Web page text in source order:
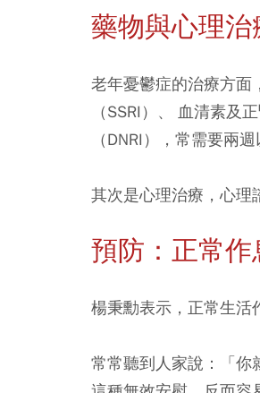
藥物與心理
老年憂鬱症的治療方面
（SSRI）、 血清素及
（DNRI），常需要兩
其次是心理治療，心理
預防：正常
楊秉勳表示，正常生活
常常聽到人家說：「你